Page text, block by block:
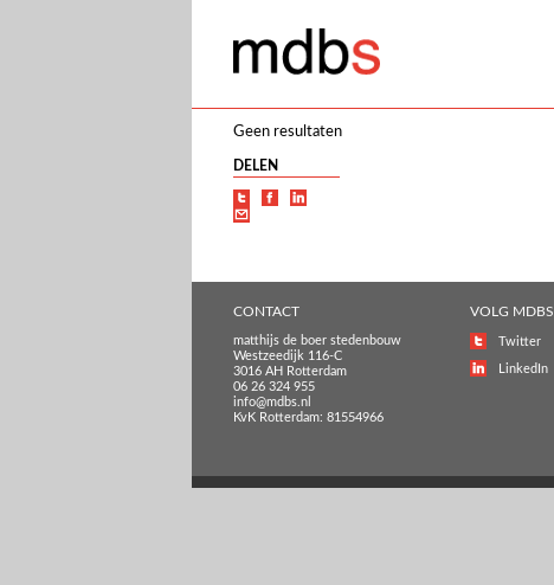
Geen resultaten
DELEN
CONTACT
matthijs de boer stedenbouw
Westzeedijk 116-C
3016 AH Rotterdam
06 26 324 955
info@mdbs.nl
KvK Rotterdam: 81554966
VOLG MDBS
Twitter
LinkedIn